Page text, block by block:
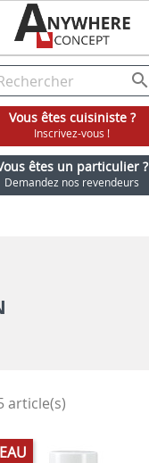

Vous êtes cuisiniste ?
Inscrivez-vous !
êtes un particulier ?
Demandez nos revendeurs
article(s)